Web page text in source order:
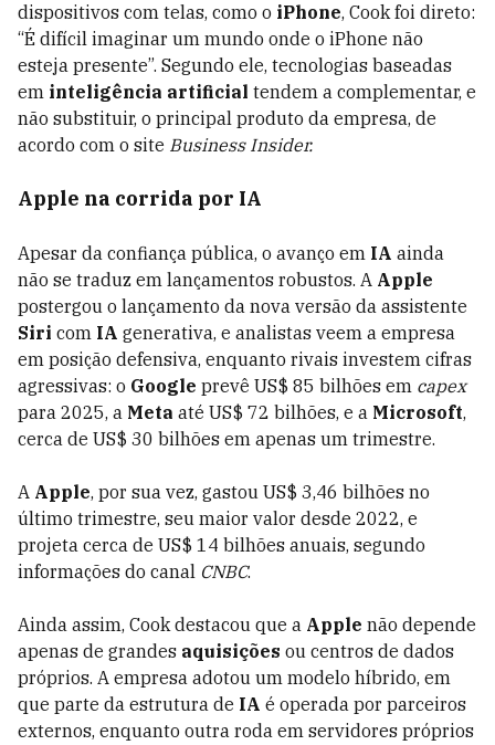
dispositivos com telas, como o iPhone, Cook foi direto:
“É difícil imaginar um mundo onde o iPhone não
esteja presente”. Segundo ele, tecnologias baseadas
em inteligência artificial tendem a complementar, e
não substituir, o principal produto da empresa, de
acordo com o site Business Insider.
Apple na corrida por IA
Apesar da confiança pública, o avanço em IA ainda
não se traduz em lançamentos robustos. A Apple
postergou o lançamento da nova versão da assistente
Siri com IA generativa, e analistas veem a empresa
em posição defensiva, enquanto rivais investem cifras
agressivas: o Google prevê US$ 85 bilhões em capex
para 2025, a Meta até US$ 72 bilhões, e a Microsoft,
cerca de US$ 30 bilhões em apenas um trimestre.
A Apple, por sua vez, gastou US$ 3,46 bilhões no
último trimestre, seu maior valor desde 2022, e
projeta cerca de US$ 14 bilhões anuais, segundo
informações do canal CNBC.
Ainda assim, Cook destacou que a Apple não depende
apenas de grandes aquisições ou centros de dados
próprios. A empresa adotou um modelo híbrido, em
que parte da estrutura de IA é operada por parceiros
externos, enquanto outra roda em servidores próprios